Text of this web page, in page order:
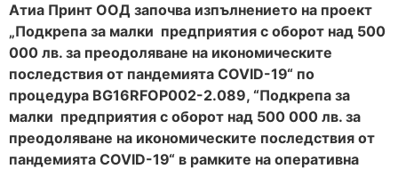
Атиа Принт ООД започва изпълнението на проект
„Подкрепа за малки предприятия с оборот над 500
000 лв. за преодоляване на икономическите
последствия от пандемията COVID-19“ по
процедура BG16RFOP002-2.089, “Подкрепа за
малки предприятия с оборот над 500 000 лв. за
преодоляване на икономическите последствия от
пандемията COVID-19“ в рамките на оперативна